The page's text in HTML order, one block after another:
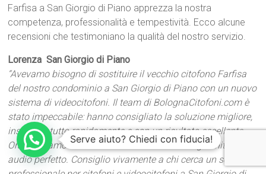
Farfisa a San Giorgio di Piano apprezza la nostra
competenza, professionalità e tempestività. Ecco alcune
recensioni che testimoniano la qualità del nostro servizio.
Lorenza  San Giorgio di Piano
“Avevamo bisogno di sostituire il vecchio citofono Farfisa
del nostro condominio a San Giorgio di Piano con un nuovo
sistema di videocitofoni. Il team di BolognaCitofoni.com è
stato impeccabile: hanno consigliato la soluzione migliore,
installato tutto rapidamente e con un risultato eccellente.
Ora possiamo controllare chi entra con immagini nitide e
audio perfetto. Consiglio vivamente a chi cerca un servizio
Serve aiuto? Chiedi con fiducia!